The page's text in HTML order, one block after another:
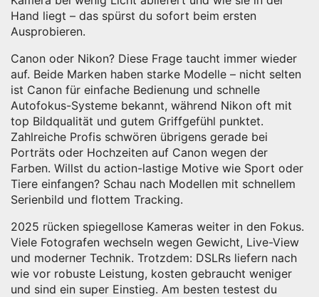
Hand liegt – das spürst du sofort beim ersten
Ausprobieren.
Canon oder Nikon? Diese Frage taucht immer wieder
auf. Beide Marken haben starke Modelle – nicht selten
ist Canon für einfache Bedienung und schnelle
Autofokus-Systeme bekannt, während Nikon oft mit
top Bildqualität und gutem Griffgefühl punktet.
Zahlreiche Profis schwören übrigens gerade bei
Porträts oder Hochzeiten auf Canon wegen der
Farben. Willst du action-lastige Motive wie Sport oder
Tiere einfangen? Schau nach Modellen mit schnellem
Serienbild und flottem Tracking.
2025 rücken spiegellose Kameras weiter in den Fokus.
Viele Fotografen wechseln wegen Gewicht, Live-View
und moderner Technik. Trotzdem: DSLRs liefern nach
wie vor robuste Leistung, kosten gebraucht weniger
und sind ein super Einstieg. Am besten testest du